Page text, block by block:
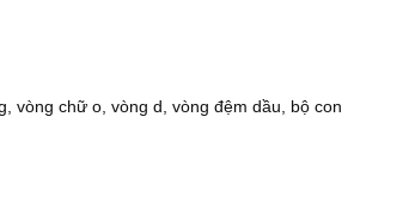
vòng chữ o, vòng d, vòng đệm dầu, bộ con